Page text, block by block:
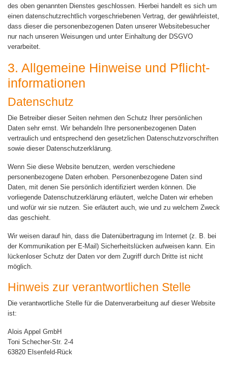
des oben genannten Dienstes geschlossen. Hierbei handelt es sich um
einen datenschutzrechtlich vorgeschriebenen Vertrag, der gewährleistet,
dass dieser die personenbezogenen Daten unserer Websitebesucher
nur nach unseren Weisungen und unter Einhaltung der DSGVO
verarbeitet.
3. Allgemeine Hinweise und Pflicht­
informationen
Datenschutz
Die Betreiber dieser Seiten nehmen den Schutz Ihrer persönlichen
Daten sehr ernst. Wir behandeln Ihre personenbezogenen Daten
vertraulich und entsprechend den gesetzlichen Datenschutzvorschriften
sowie dieser Datenschutzerklärung.
Wenn Sie diese Website benutzen, werden verschiedene
personenbezogene Daten erhoben. Personenbezogene Daten sind
Daten, mit denen Sie persönlich identifiziert werden können. Die
vorliegende Datenschutzerklärung erläutert, welche Daten wir erheben
und wofür wir sie nutzen. Sie erläutert auch, wie und zu welchem Zweck
das geschieht.
Wir weisen darauf hin, dass die Datenübertragung im Internet (z. B. bei
der Kommunikation per E-Mail) Sicherheitslücken aufweisen kann. Ein
lückenloser Schutz der Daten vor dem Zugriff durch Dritte ist nicht
möglich.
Hinweis zur verantwortlichen Stelle
Die verantwortliche Stelle für die Datenverarbeitung auf dieser Website
ist:
Alois Appel GmbH
Toni Schecher-Str. 2-4
63820 Elsenfeld-Rück